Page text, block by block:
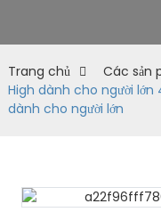
Trang chủ Các sản
High dành cho người
dành cho người lớn